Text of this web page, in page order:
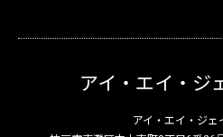
アイ・エイ・ジ
アイ・エイ・ジェ